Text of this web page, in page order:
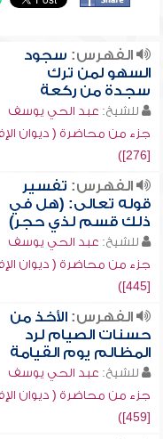
الفهرس: سجود
السهو لمن ترك
سجدة من ركعة
للشيخ: عبد الحي يوسف
جزء من محاضرة ( ديوان
[276])
الفهرس: تفسير
قوله تعالى: (هل في
ذلك قسم لذي حجر)
للشيخ: عبد الحي يوسف
جزء من محاضرة ( ديوان
[445])
الفهرس:الأخذ من
حسنات الصيام لرد
المظالم يوم القيامة
للشيخ: عبد الحي يوسف
جزء من محاضرة ( ديوان
[459])